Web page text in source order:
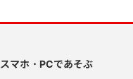
スマホ・PCであそぶ